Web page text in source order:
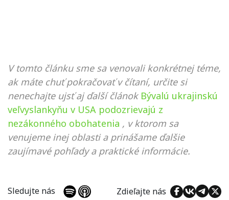
V tomto článku sme sa venovali konkrétnej téme,
ak máte chuť pokračovať v čítaní, určite si
nenechajte ujsť aj ďalší článok Bývalú ukrajinskú
veľvyslankyňu v USA podozrievajú z
nezákonného obohatenia , v ktorom sa
venujeme inej oblasti a prinášame ďalšie
zaujímavé pohľady a praktické informácie.
Sledujte nás Zdieľajte nás